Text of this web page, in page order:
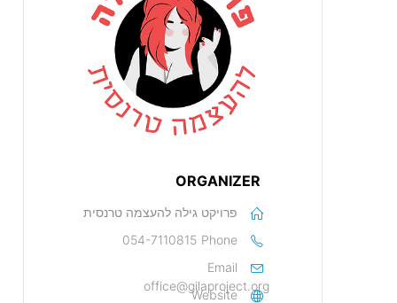
ORGANIZER
פרויקט גילה להעצמה טרנסית
Phone
054-7110815
Email
office@gilaproject.org
Website